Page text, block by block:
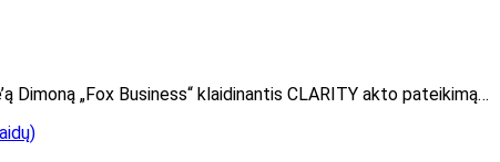
Dimoną „Fox Business“ klaidinantis CLARITY akto pateikimą…